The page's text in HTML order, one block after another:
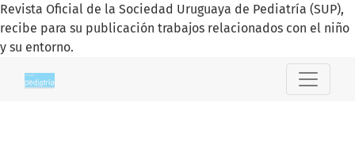
Revista Oficial de la Sociedad Uruguaya de Pediatría (SUP),
recibe para su publicación trabajos relacionados con el niño
y su entorno.
Vacunación antigripal en personal de salud que trabaja